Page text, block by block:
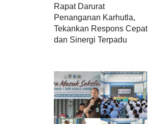
Rapat Darurat
Penanganan Karhutla,
Tekankan Respons Cepat
dan Sinergi Terpadu